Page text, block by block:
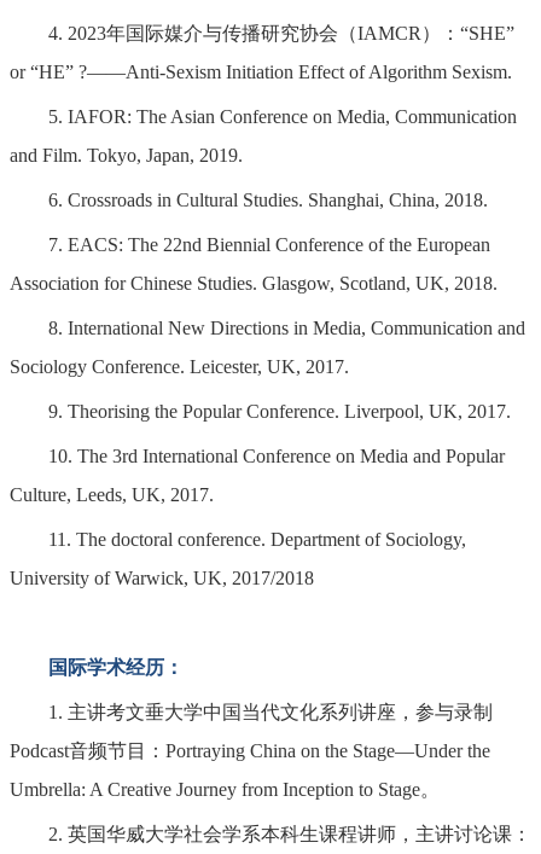
4. 2023年国际媒介与传播研究协会（IAMCR）：“SHE”
or “HE” ?——Anti-Sexism Initiation Effect of Algorithm Sexism.
5. IAFOR: The Asian Conference on Media, Communication
and Film. Tokyo, Japan, 2019.
6. Crossroads in Cultural Studies. Shanghai, China, 2018.
7. EACS: The 22nd Biennial Conference of the European
Association for Chinese Studies. Glasgow, Scotland, UK, 2018.
8. International New Directions in Media, Communication and
Sociology Conference. Leicester, UK, 2017.
9. Theorising the Popular Conference. Liverpool, UK, 2017.
10. The 3rd International Conference on Media and Popular
Culture, Leeds, UK, 2017.
11. The doctoral conference. Department of Sociology,
University of Warwick, UK, 2017/2018
国际学术经历：
1. 主讲考文垂大学中国当代文化系列讲座，参与录制
Podcast音频节目：Portraying China on the Stage—Under the
Umbrella: A Creative Journey from Inception to Stage。
2. 英国华威大学社会学系本科生课程讲师，主讲讨论课：